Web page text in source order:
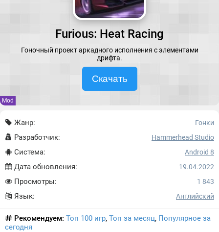
Furious: Heat Racing
Гоночный проект аркадного исполнения с элементами
дрифта.
Скачать
Mod
Жанр: Гонки
Разработчик: Hammerhead Studio
Система: Android 8
Дата обновления: 19.04.2022
Просмотры: 1 843
Язык: Английский
Рекомендуем: Топ 100 игр, Топ за месяц, Популярное за
сегодня